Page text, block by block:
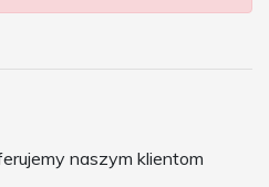
naszym klientom